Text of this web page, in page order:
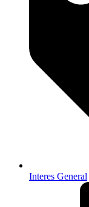
Interes General